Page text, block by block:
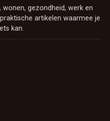
gezondheid, werk en
artikelen waarmee je
kan.